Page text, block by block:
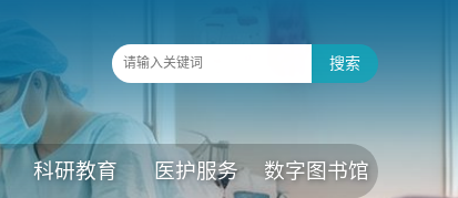
科研教育 医护服务 数字图书馆